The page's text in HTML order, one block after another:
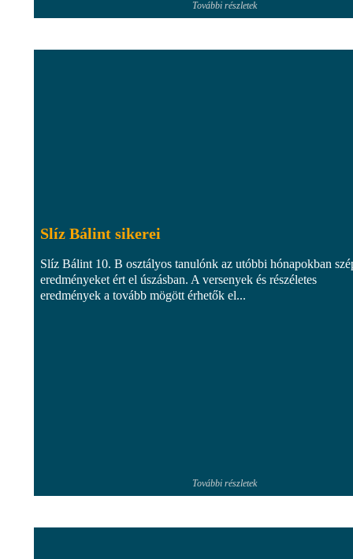
További részletek
Slíz Bálint sikerei
Slíz Bálint 10. B osztályos tanulónk az utóbbi hónapokban
eredményeket ért el úszásban. A versenyek és részéletes
eredmények a tovább mögött érhetők el...
További részletek